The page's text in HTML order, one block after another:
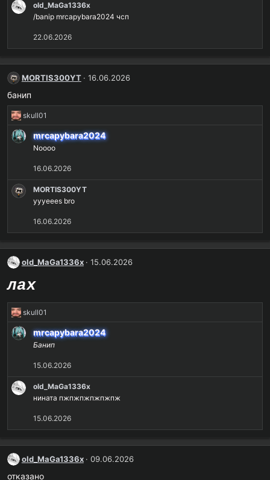
:
old_MaGa1336x
/banip mrcapybara2024 чсп
22.06.2026
MORTIS300YT 16.06.2026
банип
Р
а
и
:
skull01
mrcapybara2024
Noooo
16.06.2026
MORTIS300YT
yyyeees bro
16.06.2026
old_MaGa1336x 15.06.2026
лах
Р
а
и
:
skull01
mrcapybara2024
Банип
15.06.2026
old_MaGa1336x
нината пжпжпжпжпжпж
15.06.2026
old_MaGa1336x 09.06.2026
отказано